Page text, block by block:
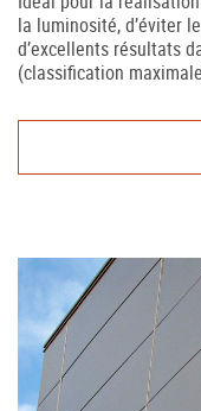
la luminosité, d’éviter
d’excellents résultats
(classification